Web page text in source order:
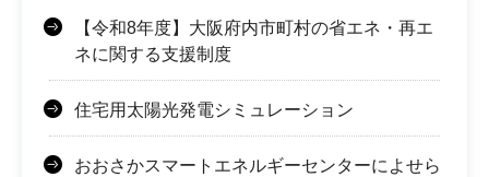
【令和8年度】大阪府内市町村の省エネ・再エ
ネに関する支援制度
住宅用太陽光発電シミュレーション
おおさかスマートエネルギーセンターによせら